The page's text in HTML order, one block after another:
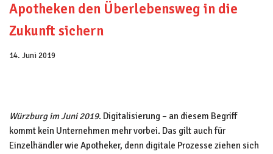
Apotheken den Überlebensweg in die
Zukunft sichern
14. Juni 2019
Würzburg im Juni 2019. Digitalisierung – an diesem Begriff
kommt kein Unternehmen mehr vorbei. Das gilt auch für
Einzelhändler wie Apotheker, denn digitale Prozesse ziehen sich